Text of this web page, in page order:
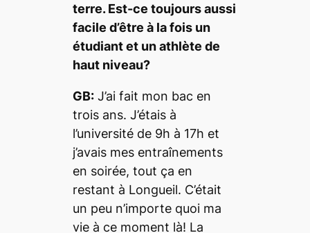
terre. Est-ce toujours aussi
facile d’être à la fois un
étudiant et un athlète de
haut niveau?
GB:J’ai fait mon bac en
trois ans. J’étais à
l’université de 9h à 17h et
j’avais mes entraînements
en soirée, tout ça en
restant à Longueil. C’était
un peu n’importe quoi ma
vie à ce moment là! La